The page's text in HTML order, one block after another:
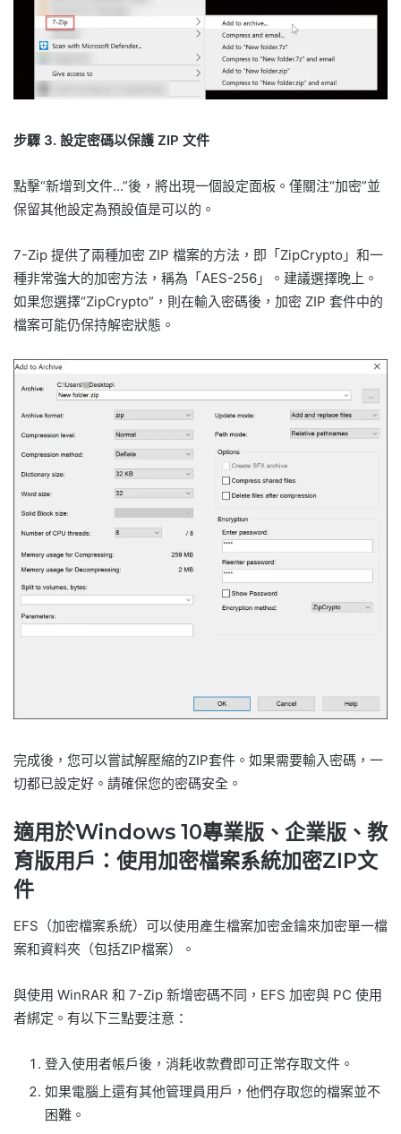
步驟 3. 設定密碼以保護 ZIP 文件
點擊“新增到文件...”後，將出現一個設定面板。僅關注“加密”並
保留其他設定為預設值是可以的。
7-Zip 提供了兩種加密 ZIP 檔案的方法，即「ZipCrypto」和一
種非常強大的加密方法，稱為「AES-256」。建議選擇晚上。
如果您選擇“ZipCrypto”，則在輸入密碼後，加密 ZIP 套件中的
檔案可能仍保持解密狀態。
完成後，您可以嘗試解壓縮的ZIP套件。如果需要輸入密碼，一
切都已設定好。請確保您的密碼安全。
適用於Windows 10專業版、企業版、教
育版用戶：使用加密檔案系統加密ZIP文
件
EFS（加密檔案系統）可以使用產生檔案加密金鑰來加密單一檔
案和資料夾（包括ZIP檔案）。
與使用 WinRAR 和 7-Zip 新增密碼不同，EFS 加密與 PC 使用
者綁定。有以下三點要注意：
登入使用者帳戶後，消耗收款費即可正常存取文件。
如果電腦上還有其他管理員用戶，他們存取您的檔案並不
困難。